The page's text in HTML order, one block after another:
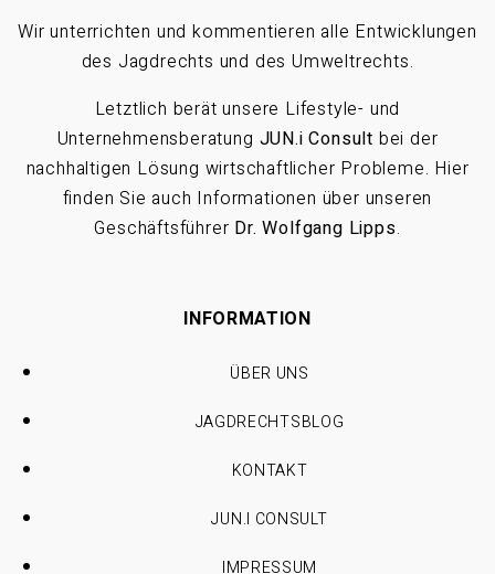
Wir unterrichten und kommentieren alle Entwicklungen
des Jagdrechts und des Umweltrechts.
Letztlich berät unsere Lifestyle- und
Unternehmensberatung JUN.i Consult bei der
nachhaltigen Lösung wirtschaftlicher Probleme. Hier
finden Sie auch Informationen über unseren
Geschäftsführer Dr. Wolfgang Lipps.
INFORMATION
ÜBER UNS
JAGDRECHTSBLOG
KONTAKT
JUN.I CONSULT
IMPRESSUM